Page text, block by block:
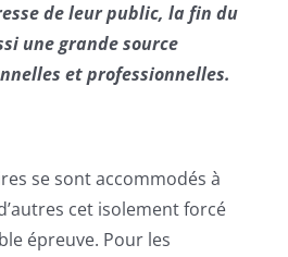
de leur public, la fin du
une grande source
et professionnelles.
se sont accommodés à
cet isolement forcé
épreuve. Pour les